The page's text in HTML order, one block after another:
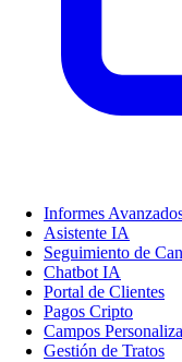
Informes
Asistente IA
Seguimiento de
Chatbot IA
Portal de Clientes
Pagos Cripto
Campos
Gestión de Tratos